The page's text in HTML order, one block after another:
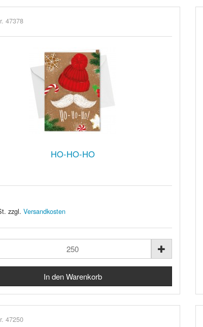
47378
HO-HO-HO
zzgl. Versandkosten
47250